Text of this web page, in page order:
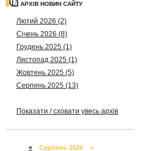
АРХІВ НОВИН САЙТУ
Лютий 2026 (2)
Січень 2026 (8)
Грудень 2025 (1)
Листопад 2025 (1)
Жовтень 2025 (5)
Серпень 2025 (13)
Показати / сховати увесь архів
« Серпень 2026 »